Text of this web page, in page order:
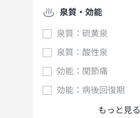
泉質・効能
泉質：硫黄泉
泉質：酸性泉
効能：関節痛
効能：病後回復期
もっと見る